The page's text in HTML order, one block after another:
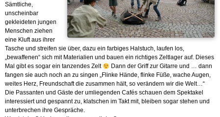
Sämtliche,
unscheinbar
gekleideten jungen
Menschen ziehen
eine Kluft aus ihrer
Tasche und streifen sie über, dazu ein farbiges Halstuch, laufen los,
„bewaffenen“ sich mit Materialien und bauen ein richtiges Zeltlager auf. Dieses
Mal gibt es sogar ein tanzendes Zelt
Dann der Griff zur Gitarre und … dann
fangen sie auch noch an zu singen „Flinke Hände, flinke Füße, wache Augen,
weites Herz, Freundschaft die zusammen hält, so verändern wir die Welt…“
Die Passanten und Gäste der umliegenden Cafés schauen dem Spektakel
interessiert und gespannt zu, klatschen im Takt mit, bleiben sogar stehen und
unterbrechen ihre Gespräche.